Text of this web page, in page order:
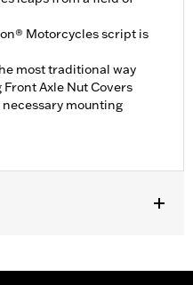
Motorcycles script is
most traditional way
Axle Nut Covers
mounting